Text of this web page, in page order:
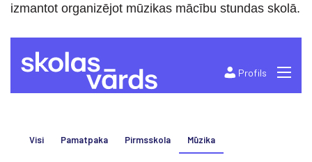
izmantot organizējot mūzikas mācību stundas skolā.